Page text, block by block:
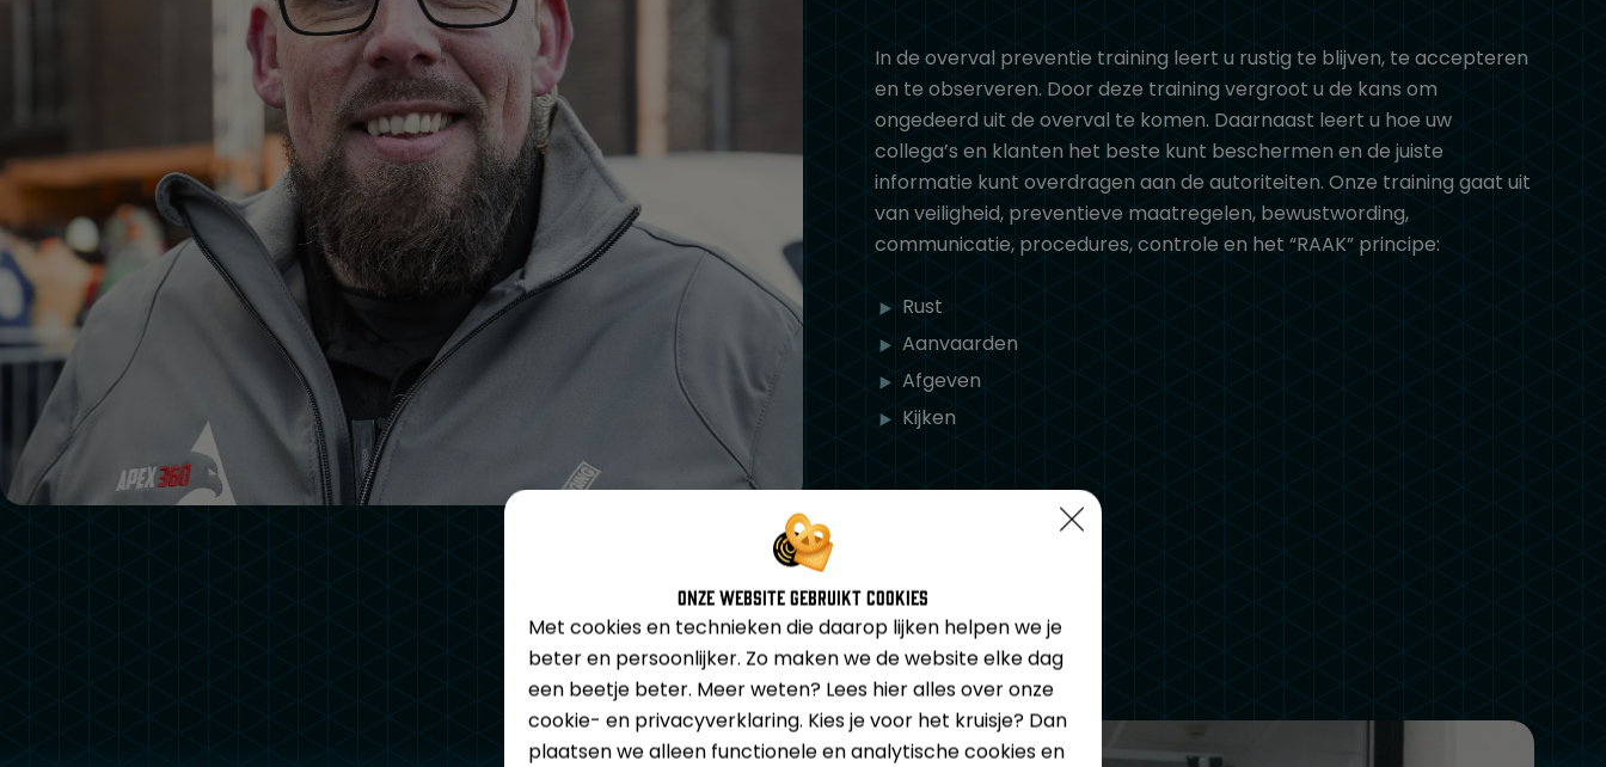
In de overval preventie training leert u rustig te blijven, te accepteren
en te observeren. Door deze training vergroot u de kans om
ongedeerd uit de overval te komen. Daarnaast leert u hoe uw
collega’s en klanten het beste kunt beschermen en de juiste
informatie kunt overdragen aan de autoriteiten. Onze training gaat uit
van veiligheid, preventieve maatregelen, bewustwording,
communicatie, procedures, controle en het “RAAK” principe:
Rust
Aanvaarden
Afgeven
Kijken
Onze website gebruikt cookies
Met cookies en technieken die daarop lijken helpen we je
beter en persoonlijker. Zo maken we de website elke dag
een beetje beter. Meer weten? Lees hier alles over onze
cookie- en privacyverklaring. Kies je voor het kruisje? Dan
plaatsen we alleen functionele en analytische cookies en